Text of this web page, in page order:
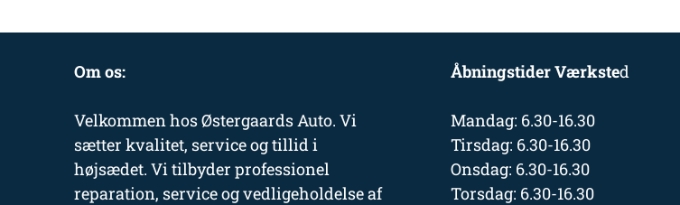
Om os:
Velkommen hos Østergaards Auto. Vi
sætter kvalitet, service og tillid i
højsædet. Vi tilbyder professionel
reparation, service og vedligeholdelse af
Åbningstider Værksted
Mandag: 6.30-16.30
Tirsdag: 6.30-16.30
Onsdag: 6.30-16.30
Torsdag: 6.30-16.30